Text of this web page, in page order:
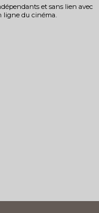
et sans lien avec
ligne du cinéma.